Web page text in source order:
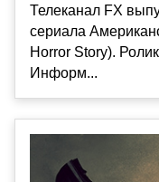
Телеканал FX
сериала
Horror Story).
Информ...